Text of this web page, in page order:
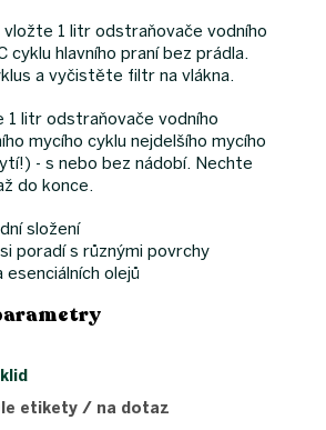
vložte 1 litr odstraňovače vodního
cyklu hlavního praní bez prádla.
a vyčistěte filtr na vlákna.
1 litr odstraňovače vodního
mycího cyklu nejdelšího mycího
- s nebo bez nádobí. Nechte
do konce.
složení
poradí s různými povrchy
esenciálních olejů
etikety / na dotaz